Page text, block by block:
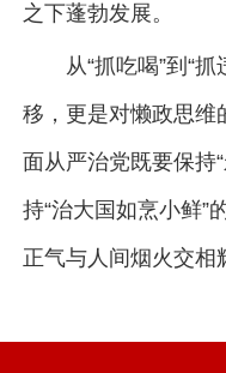
之下蓬勃发展。
从“抓吃喝”到“
移，更是对懒政思维
面从严治党既要保持
持“治大国如烹小鲜”
正气与人间烟火交相